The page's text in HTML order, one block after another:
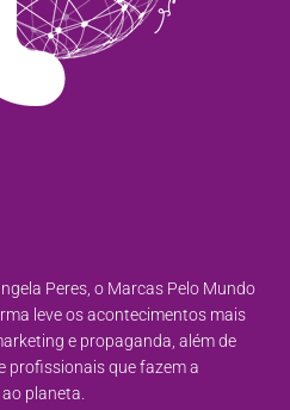
Peres, o Marcas Pelo Mundo
leve os acontecimentos mais
e propaganda, além de
profissionais que fazem a
planeta.